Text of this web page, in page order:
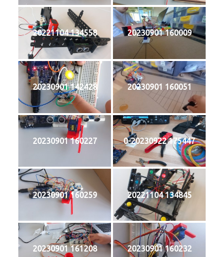
20221104 134558 20230901 160009
20230901 142428 20230901 160051
20230901 160227 0-20230922 175447
20230901 160259 20221104 134845
20230901 161208 20230901 160232